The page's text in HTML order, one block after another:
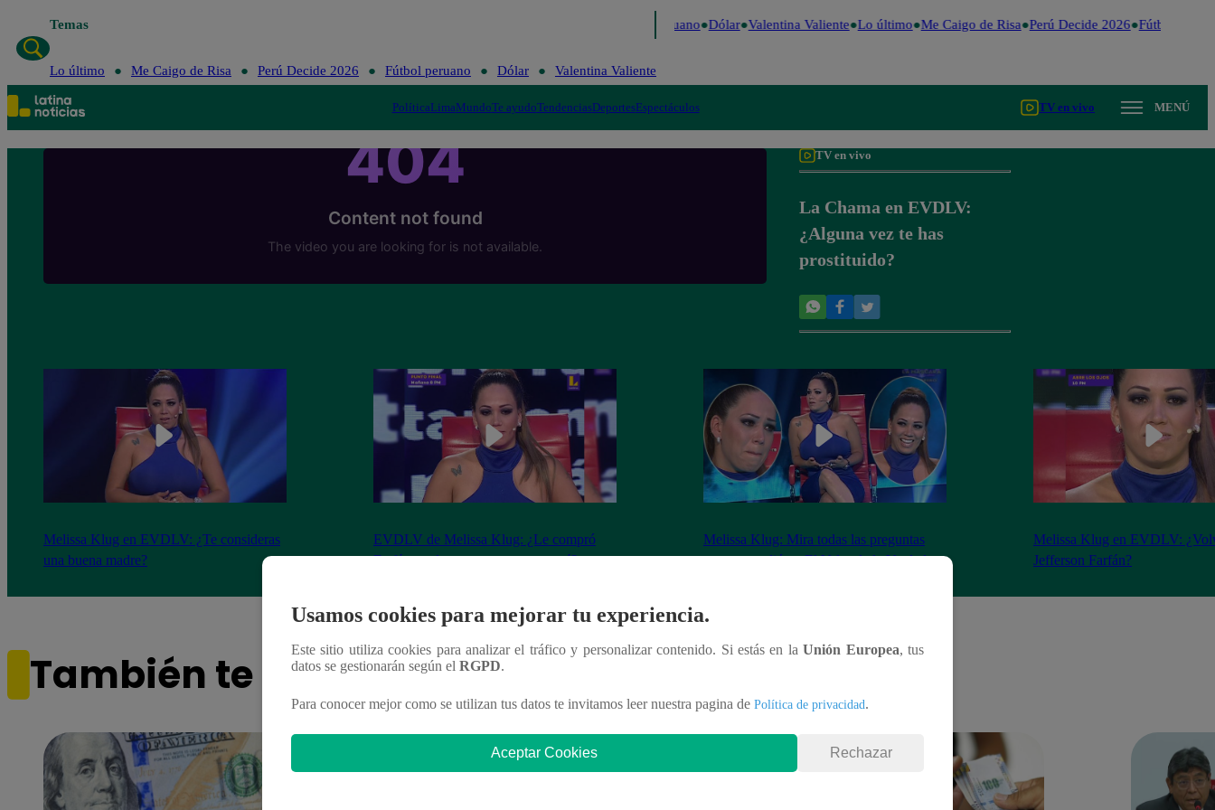
Temas Fútbol peruano Dólar Valentina Valiente Lo último Me Caigo de Risa Perú Decide 2026 Fútbol
Lo último Me Caigo de Risa Perú Decide 2026 Fútbol peruano Dólar Valentina Valiente
PolíticaLimaMundoTe ayudoTendenciasDeportesEspectáculos TV en vivo MENÚ
TV en vivo
La Chama en EVDLV:
¿Alguna vez te has
prostituido?
Melissa Klug en EVDLV: ¿Te consideras
una buena madre?
EVDLV de Melissa Klug: ¿Le compró
Farfán un departamento a tu mamá?
Melissa Klug: Mira todas las preguntas
que respondió en El Valor de la Verdad
Melissa Klug en EVDLV:
Jefferson Farfán?
También te puede interesar
Usamos cookies para mejorar tu experiencia.
Este sitio utiliza cookies para analizar el tráfico y personalizar contenido. Si estás en laUnión Europea, tus
datos se gestionarán según el RGPD.
Para conocer mejor como se utilizan tus datos te invitamos leer nuestra pagina de Política de privacidad.
Aceptar Cookies Rechazar